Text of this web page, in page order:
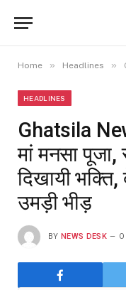
Home » Headlines »
HEADLINES
Ghatsila
मां मनसा
दिखायी
उमड़ी भीड़
BY NEWS DESK